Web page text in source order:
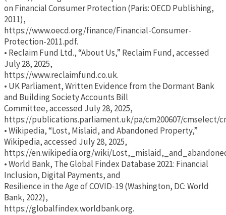
on Financial Consumer Protection (Paris: OECD Publishing,
2011),
https://www.oecd.org/finance/Financial-Consumer-
Protection-2011.pdf.
• Reclaim Fund Ltd., “About Us,” Reclaim Fund, accessed
July 28, 2025,
https://www.reclaimfund.co.uk.
• UK Parliament, Written Evidence from the Dormant Bank
and Building Society Accounts Bill
Committee, accessed July 28, 2025,
https://publications.parliament.uk/pa/cm200607/cmselect/
• Wikipedia, “Lost, Mislaid, and Abandoned Property,”
Wikipedia, accessed July 28, 2025,
https://en.wikipedia.org/wiki/
• World Bank, The Global Findex Database 2021: Financial
Inclusion, Digital Payments, and
Resilience in the Age of COVID-19 (Washington, DC: World
Bank, 2022),
https://globalfindex.worldbank.org.